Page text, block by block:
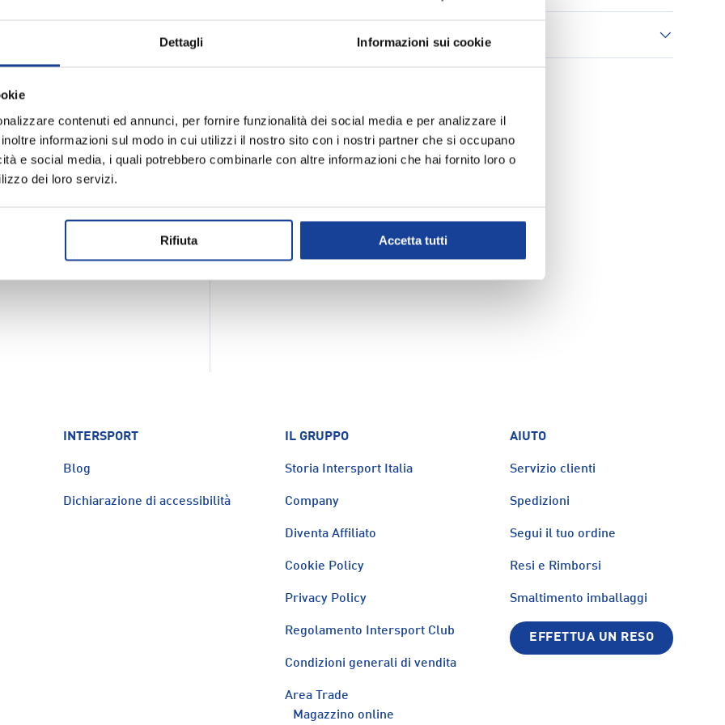
Dettagli Informazioni sui cookie
contenuti ed annunci, per fornire funzionalità dei social media e per analizzare il
informazioni sul modo in cui utilizzi il nostro sito con i nostri partner che si occupano
e social media, i quali potrebbero combinarle con altre informazioni che hai fornito loro o
dei loro servizi.
Rifiuta Accetta tutti
Spedizione e consegna
attrezzatura ti
Scopri il meglio dello sci
INTERSPORT
Blog
Dichiarazione di accessibilità
IL GRUPPO
Storia Intersport Italia
Company
Diventa Affiliato
Cookie Policy
Privacy Policy
Regolamento Intersport Club
Condizioni generali di vendita
Area Trade
Magazzino online
AIUTO
Servizio clienti
Spedizioni
Segui il tuo ordine
Resi e Rimborsi
Smaltimento imballaggi
EFFETTUA UN RESO